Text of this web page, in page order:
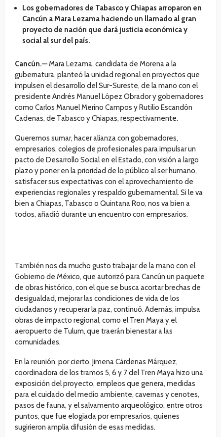
Los gobernadores de Tabasco y Chiapas arroparon en
Cancún a Mara Lezama haciendo un llamado al gran
proyecto de nación que dará justicia económica y
social al sur del país.
Cancún.—Mara Lezama, candidata de Morena a la
gubernatura, planteó la unidad regional en proyectos que
impulsen el desarrollo del Sur-Sureste, de la mano con el
presidente Andrés Manuel López Obrador y gobernadores
como Carlos Manuel Merino Campos y Rutilio Escandón
Cadenas, de Tabasco y Chiapas, respectivamente.
Queremos sumar, hacer alianza con gobernadores,
empresarios, colegios de profesionales para impulsar un
pacto de Desarrollo Social en el Estado, con visión a largo
plazo y poner en la prioridad de lo público al ser humano,
satisfacer sus expectativas con el aprovechamiento de
experiencias regionales y respaldo gubernamental. Si le va
bien a Chiapas, Tabasco o Quintana Roo, nos va bien a
todos, añadió durante un encuentro con empresarios.
También nos da mucho gusto trabajar de la mano con el
Gobierno de México, que autorizó para Cancún un paquete
de obras histórico, con el que se busca acortar brechas de
desigualdad, mejorar las condiciones de vida de los
ciudadanos y recuperar la paz, continuó. Además, impulsa
obras de impacto regional, como el Tren Maya y el
aeropuerto de Tulum, que traerán bienestar a las
comunidades.
En la reunión, por cierto, Jimena Cárdenas Márquez,
coordinadora de los tramos 5, 6 y 7 del Tren Maya hizo una
exposición del proyecto, empleos que genera, medidas
para el cuidado del medio ambiente, cavernas y cenotes,
pasos de fauna, y el salvamento arqueológico, entre otros
puntos, que fue elogiada por empresarios, quienes
sugirieron amplia difusión de esas medidas.